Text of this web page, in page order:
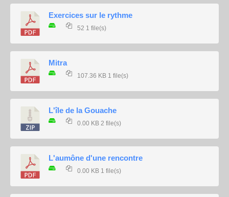
Exercices sur le rythme
52 1 file(s)
Mitra
107.36 KB 1 file(s)
L'île de la Gouache
0.00 KB 2 file(s)
L'aumône d'une rencontre
0.00 KB 1 file(s)